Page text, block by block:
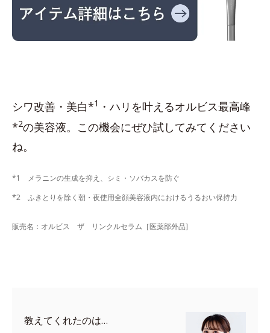
シワ改善・美白*1 ・ハリを叶えるオルビス最高峰
*2の美容液。この機会にぜひ試してみてください
ね。
*1 メラニンの生成を抑え、シミ・ソバカスを防ぐ
*2 ふきとりを除く朝・夜使用全顔美容液内におけるうるおい保持力
販売名：オルビス ザ リンクルセラム［医薬部外品]
教えてくれたのは…